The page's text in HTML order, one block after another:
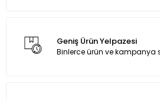
Geniş Ürün Yelpazesi
Binlerce ürün ve kampanya